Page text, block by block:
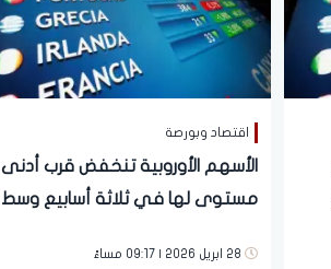
اقتصاد وبورصة
الأسهم الأوروبية تنخفض قرب أدنى
مستوى لها في ثلاثة أسابيع وسط
28 ابريل 2026 | 09:17 مساءً